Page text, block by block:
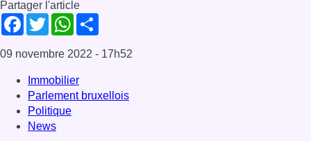
Partager l'article
Facebook
TwitterWhatsApp
09 novembre 2022 - 17h52
Immobilier
Parlement bruxellois
Politique
News